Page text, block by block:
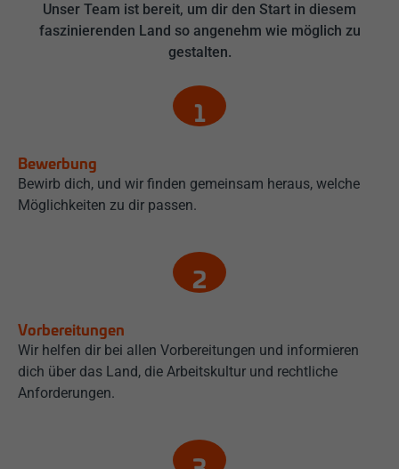
Unser Team ist bereit, um dir den Start in diesem
faszinierenden Land so angenehm wie möglich zu
gestalten.
Bewerbung
Bewirb dich, und wir finden gemeinsam heraus, welche
Möglichkeiten zu dir passen.
Vorbereitungen
Wir helfen dir bei allen Vorbereitungen und informieren
dich über das Land, die Arbeitskultur und rechtliche
Anforderungen.